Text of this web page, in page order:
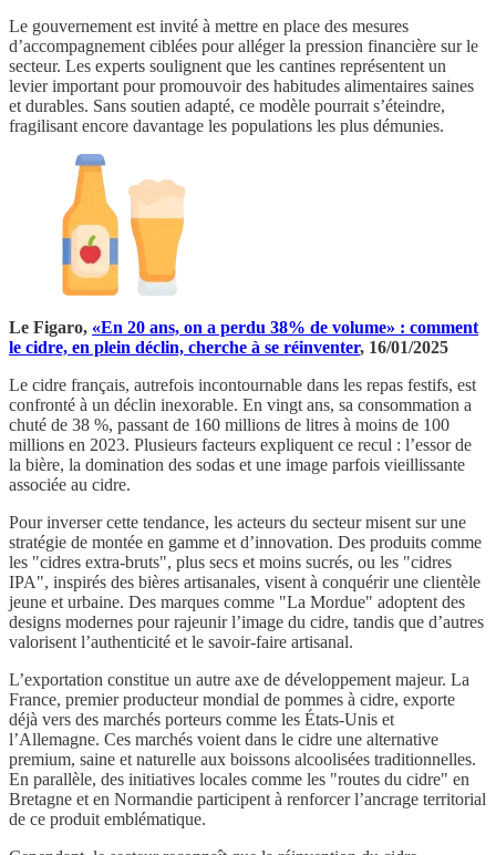
Le gouvernement est invité à mettre en place des mesures
d’accompagnement ciblées pour alléger la pression financière sur le
secteur. Les experts soulignent que les cantines représentent un
levier important pour promouvoir des habitudes alimentaires saines
et durables. Sans soutien adapté, ce modèle pourrait s’éteindre,
fragilisant encore davantage les populations les plus démunies.
Le Figaro, «En 20 ans, on a perdu 38% de volume» : comment
le cidre, en plein déclin, cherche à se réinventer, 16/01/2025
Le cidre français, autrefois incontournable dans les repas festifs, est
confronté à un déclin inexorable. En vingt ans, sa consommation a
chuté de 38 %, passant de 160 millions de litres à moins de 100
millions en 2023. Plusieurs facteurs expliquent ce recul : l’essor de
la bière, la domination des sodas et une image parfois vieillissante
associée au cidre.
Pour inverser cette tendance, les acteurs du secteur misent sur une
stratégie de montée en gamme et d’innovation. Des produits comme
les "cidres extra-bruts", plus secs et moins sucrés, ou les "cidres
IPA", inspirés des bières artisanales, visent à conquérir une clientèle
jeune et urbaine. Des marques comme "La Mordue" adoptent des
designs modernes pour rajeunir l’image du cidre, tandis que d’autres
valorisent l’authenticité et le savoir-faire artisanal.
L’exportation constitue un autre axe de développement majeur. La
France, premier producteur mondial de pommes à cidre, exporte
déjà vers des marchés porteurs comme les États-Unis et
l’Allemagne. Ces marchés voient dans le cidre une alternative
premium, saine et naturelle aux boissons alcoolisées traditionnelles.
En parallèle, des initiatives locales comme les "routes du cidre" en
Bretagne et en Normandie participent à renforcer l’ancrage territorial
de ce produit emblématique.